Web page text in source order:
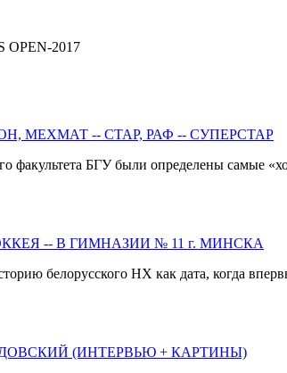
2017
МЕХМАТ -- СТАР, РАФ -- СУПЕРСТАР
факультета БГУ были определены самые
-- В ГИМНАЗИИ № 11 г. МИНСКА
белорусского НХ как дата, когда
(ИНТЕРВЬЮ + КАРТИНЫ)